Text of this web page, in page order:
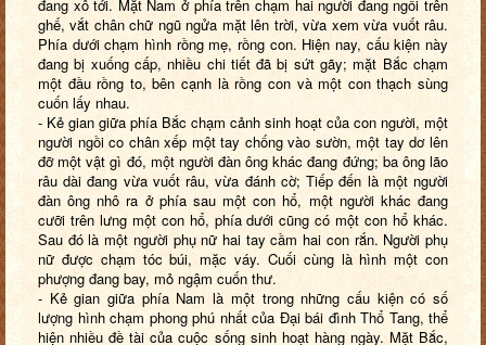
đang xô tới. Mặt Nam ở phía trên chạm hai người đang ngồi trên
ghế, vắt chân chữ ngũ ngửa mặt lên trời, vừa xem vừa vuốt râu.
Phía dưới chạm hình rồng mẹ, rồng con. Hiện nay, cấu kiện này
đang bị xuống cấp, nhiều chi tiết đã bị sứt gãy; mặt Bắc chạm
một đầu rồng to, bên cạnh là rồng con và một con thạch sùng
cuốn lấy nhau.
- Kẻ gian giữa phía Bắc chạm cảnh sinh hoạt của con người, một
người ngồi co chân xếp một tay chống vào sườn, một tay dơ lên
đỡ một vật gì đó, một người đàn ông khác đang đứng; ba ông lão
râu dài đang vừa vuốt râu, vừa đánh cờ; Tiếp đến là một người
đàn ông nhô ra ở phía sau một con hổ, một người khác đang
cưỡi trên lưng một con hổ, phía dưới cũng có một con hổ khác.
Sau đó là một người phụ nữ hai tay cầm hai con rắn. Người phụ
nữ được chạm tóc búi, mặc váy. Cuối cùng là hình một con
phượng đang bay, mỏ ngậm cuốn thư.
- Kẻ gian giữa phía Nam là một trong những cấu kiện có số
lượng hình chạm phong phú nhất của Đại bái đình Thổ Tang, thể
hiện nhiều đề tài của cuộc sống sinh hoạt hàng ngày. Mặt Bắc,